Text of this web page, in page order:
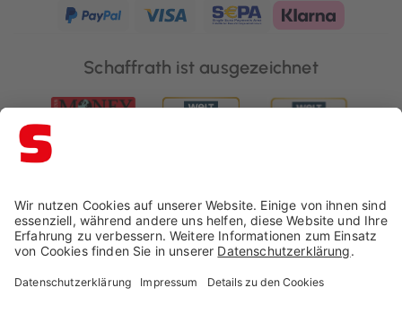
Schaffrath ist ausgezeichnet